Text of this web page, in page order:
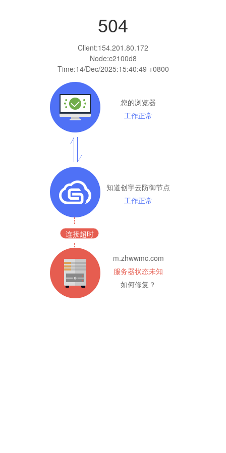
504
Client:154.201.80.172
Node:c2100d8
Time:14/Dec/2025:15:40:49 +0800
您的浏览器
工作正常
知道创宇云防御节点
工作正常
连接超时
m.zhwwmc.com
服务器状态未知
如何修复？